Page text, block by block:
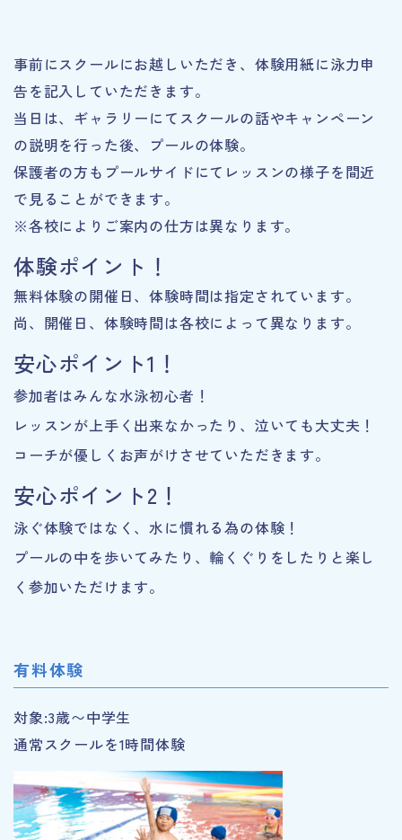
事前にスクールにお越しいただき、体験用紙に泳力申
告を記入していただきます。
当日は、ギャラリーにてスクールの話やキャンペーン
の説明を行った後、プールの体験。
保護者の方もプールサイドにてレッスンの様子を間近
で見ることができます。
※各校によりご案内の仕方は異なります。
体験ポイント！
無料体験の開催日、体験時間は指定されています。
尚、開催日、体験時間は各校によって異なります。
安心ポイント1！
参加者はみんな水泳初心者！
レッスンが上手く出来なかったり、泣いても大丈夫！
コーチが優しくお声がけさせていただきます。
安心ポイント2！
泳ぐ体験ではなく、水に慣れる為の体験！
プールの中を歩いてみたり、輪くぐりをしたりと楽し
く参加いただけます。
有料体験
対象:3歳〜中学生
通常スクールを1時間体験